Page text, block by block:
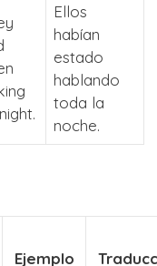
Ellos
habían
estado
hablando
toda la
noche.
Ejemplo